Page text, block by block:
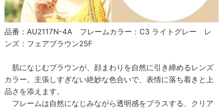
品番：AU2117N-4A フレームカラー：C3 ライトグレー レ
ンズ：フェアブラウン25F
肌になじむブラウンが、顔まわりを自然に引き締めるレンズ
カラー。主張しすぎない絶妙な色合いで、表情に落ち着きと上
品さを添えます。
フレームは自然になじみながら透明感をプラスする、クリア